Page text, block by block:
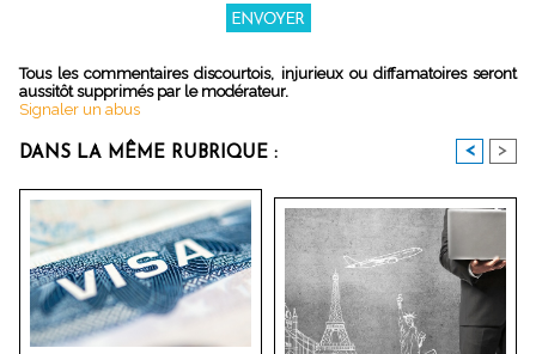
Tous les commentaires discourtois, injurieux ou diffamatoires seront
aussitôt supprimés par le modérateur.
Signaler un abus
DANS LA MÊME RUBRIQUE : < >